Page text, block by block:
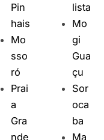
Pin
hais
Mo
sso
ró
Prai
a
Gra
nde
lista
Mo
gi
Gua
çu
Sor
oca
ba
Ma